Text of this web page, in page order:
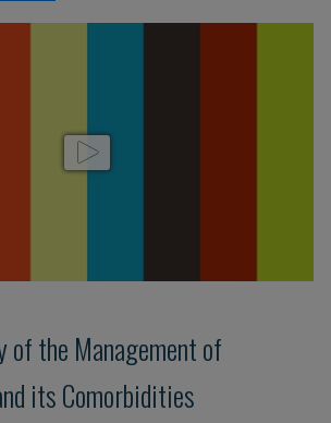
of the Management of
its Comorbidities